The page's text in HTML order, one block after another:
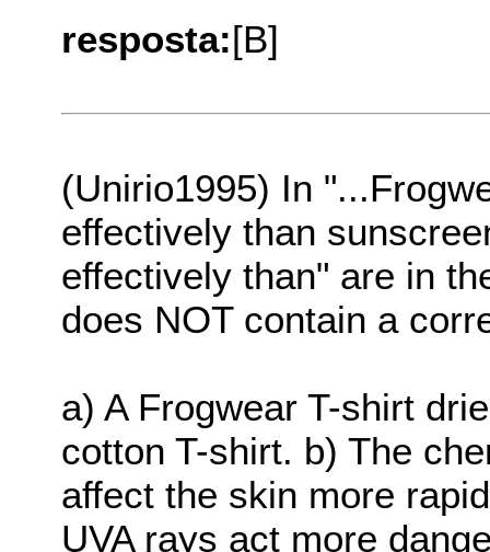
resposta:[B]
(Unirio1995) In
effectively than
effectively than" are in
does NOT contain a
a) A Frogwear T-shirt
cotton T-shirt. b) The
affect the skin more
UVA rays act more